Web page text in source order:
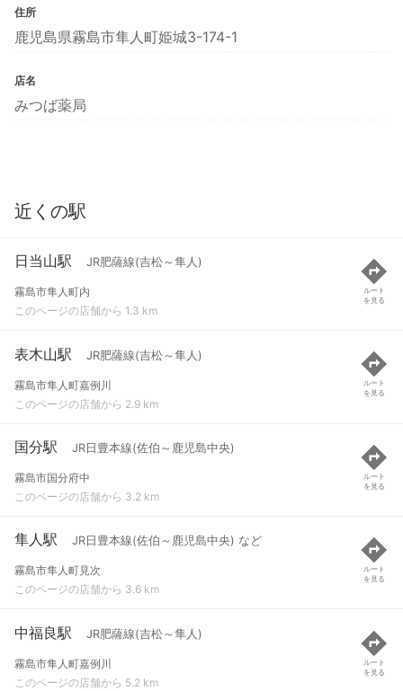
住所
鹿児島県霧島市隼人町姫城3-174-1
店名
みつば薬局
近くの駅
日当山駅 JR肥薩線(吉松～隼人)
霧島市隼人町内
このページの店舗から 1.3 km
ルート
を見る
表木山駅 JR肥薩線(吉松～隼人)
霧島市隼人町嘉例川
このページの店舗から 2.9 km
ルート
を見る
国分駅 JR日豊本線(佐伯～鹿児島中央)
霧島市国分府中
このページの店舗から 3.2 km
ルート
を見る
隼人駅 JR日豊本線(佐伯～鹿児島中央) など
霧島市隼人町見次
このページの店舗から 3.6 km
ルート
を見る
中福良駅 JR肥薩線(吉松～隼人)
霧島市隼人町嘉例川
このページの店舗から 5.2 km
ルート
を見る